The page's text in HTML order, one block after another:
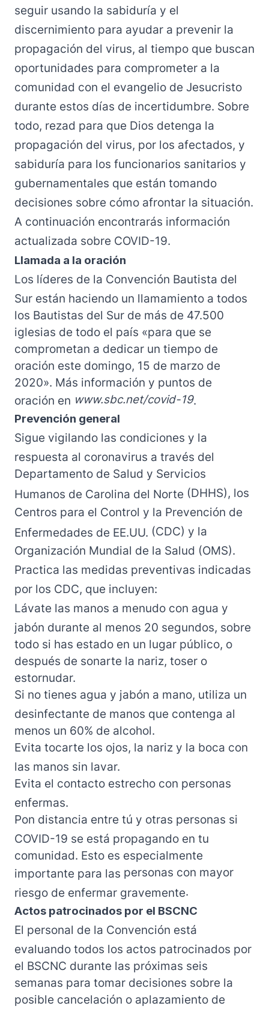
seguir usando la sabiduría y el
discernimiento para ayudar a prevenir la
propagación del virus, al tiempo que buscan
oportunidades para comprometer a la
comunidad con el evangelio de Jesucristo
durante estos días de incertidumbre. Sobre
todo, rezad para que Dios detenga la
propagación del virus, por los afectados, y
sabiduría para los funcionarios sanitarios y
gubernamentales que están tomando
decisiones sobre cómo afrontar la situación.
A continuación encontrarás información
actualizada sobre COVID-19.
Llamada a la oración
Los líderes de la Convención Bautista del
Sur están haciendo un llamamiento a todos
los Bautistas del Sur de más de 47.500
iglesias de todo el país «para que se
comprometan a dedicar un tiempo de
oración este domingo, 15 de marzo de
2020». Más información y puntos de
oración en www.sbc.net/covid-19.
Prevención general
Sigue vigilando las condiciones y la
respuesta al coronavirus a través del
Departamento de Salud y Servicios
Humanos de Carolina del Norte (DHHS), los
Centros para el Control y la Prevención de
Enfermedades de EE.UU. (CDC) y la
Organización Mundial de la Salud (OMS).
Practica las medidas preventivas indicadas
por los CDC, que incluyen:
Lávate las manos a menudo con agua y
jabón durante al menos 20 segundos, sobre
todo si has estado en un lugar público, o
después de sonarte la nariz, toser o
estornudar.
Si no tienes agua y jabón a mano, utiliza un
desinfectante de manos que contenga al
menos un 60% de alcohol.
Evita tocarte los ojos, la nariz y la boca con
las manos sin lavar.
Evita el contacto estrecho con personas
enfermas.
Pon distancia entre tú y otras personas si
COVID-19 se está propagando en tu
comunidad. Esto es especialmente
importante para las personas con mayor
riesgo de enfermar gravemente.
Actos patrocinados por el BSCNC
El personal de la Convención está
evaluando todos los actos patrocinados por
el BSCNC durante las próximas seis
semanas para tomar decisiones sobre la
posible cancelación o aplazamiento de